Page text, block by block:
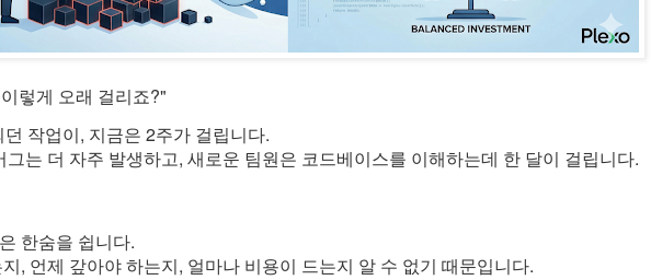
렇게 오래 걸리죠?"
작업이, 지금은 2주가 걸립니다.
는 더 자주 발생하고, 새로운 팀원은 코드베이스를 이해하는데 한 달이 걸립니다.
한숨을 쉽니다.
, 언제 갚아야 하는지, 얼마나 비용이 드는지 알 수 없기 때문입니다.